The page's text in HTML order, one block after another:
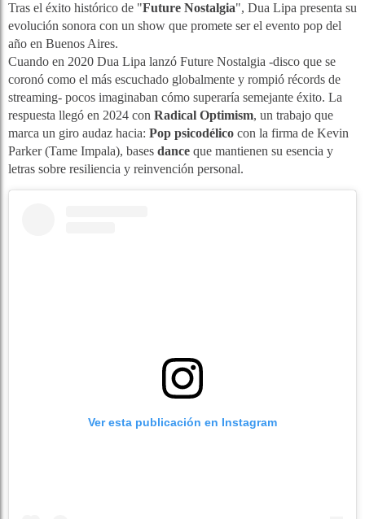
Tras el éxito histórico de "Future Nostalgia", Dua Lipa presenta su
evolución sonora con un show que promete ser el evento pop del
año en Buenos Aires.
Cuando en 2020 Dua Lipa lanzó Future Nostalgia -disco que se
coronó como el más escuchado globalmente y rompió récords de
streaming- pocos imaginaban cómo superaría semejante éxito. La
respuesta llegó en 2024 con Radical Optimism, un trabajo que
marca un giro audaz hacia: Pop psicodélico con la firma de Kevin
Parker (Tame Impala), bases dance que mantienen su esencia y
letras sobre resiliencia y reinvención personal.
Ver esta publicación en Instagram